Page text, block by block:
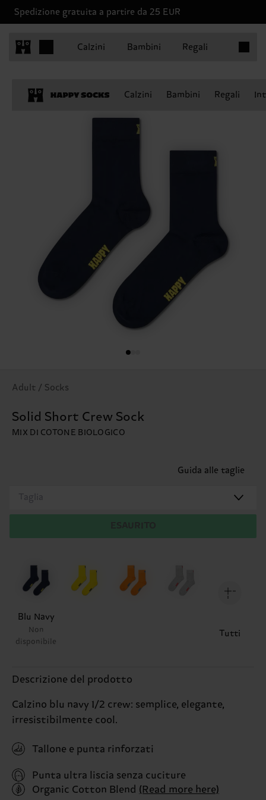
Spedizione gratuita a partire da 25 EUR
Calzini Bambini Regali
Calzini Bambini Regali
Adult / Socks
Solid Short Crew Sock
MIX DI COTONE BIOLOGICO
Guida alle taglie
Taglia
Blu Navy
Non
disponibile
Tutti
Descrizione del prodotto
Calzino blu navy 1/2 crew: semplice, elegante,
irresistibilmente cool.
Tallone e punta rinforzati
Punta ultra liscia senza cuciture
Organic Cotton Blend (Read more here)